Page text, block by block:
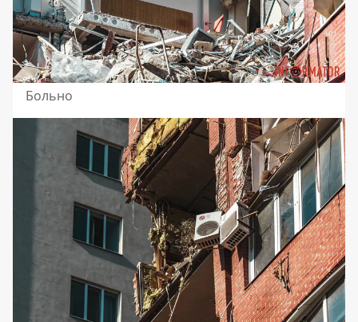
Больно